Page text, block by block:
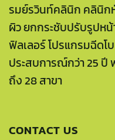
รมย์รวินท์คลินิก คลินิก
ผิว ยกกระชับปรับรูปหน้
ฟิลเลอร์ โปรแกรมฉีด
ประสบการณ์กว่า 25
ถึง 28 สาขา
CONTACT US